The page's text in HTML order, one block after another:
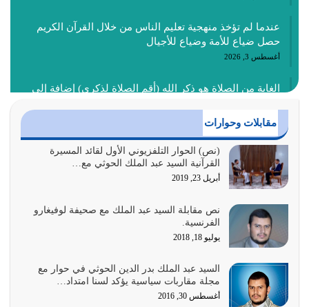
عندما لم تؤخذ منهجية تعليم الناس من خلال القرآن الكريم
حصل ضياع للأمة وضياع للأجيال
أغسطس 3, 2026
الغاية من الصلاة هو ذكر الله (أقم الصلاة لذكري) إضافة إلى
أغسطس 2, 2026
السبب الرئيسي لشقاء الأمة الابتعاد عن كتاب الله والتعدي
لحدود الله بالإضافات للدين
أغسطس 1, 2026
أبرز أسباب الشقاء هو الإعراض عن ذكر الله وعن هدى الله
المتمثل في القرآن الكريم
يوليو 31, 2026
أولياء الشيطان كلما كانوا أكثر ولاءً وطاعة للشيطان كلما كانوا
أكثر ضعفاً
يوليو 30, 2026
مقابلات وحوارات
(نص) الحوار التلفزيوني الأول لقائد المسيرة
القرآنية السيد عبد الملك الحوثي مع…
أبريل 23, 2019
نص مقابلة السيد عبد الملك مع صحيفة لوفيغارو
الفرنسية.
يوليو 18, 2018
السيد عبد الملك بدر الدين الحوثي في حوار مع
مجلة مقاربات سياسية يؤكد لسنا امتداد…
أغسطس 30, 2016